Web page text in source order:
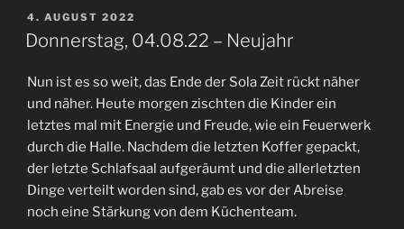
VERÖFFENTLICHT
AM
4. AUGUST 2022
Donnerstag, 04.08.22 – Neujahr
Nun ist es so weit, das Ende der Sola Zeit rückt näher
und näher. Heute morgen zischten die Kinder ein
letztes mal mit Energie und Freude, wie ein Feuerwerk
durch die Halle. Nachdem die letzten Koffer gepackt,
der letzte Schlafsaal aufgeräumt und die allerletzten
Dinge verteilt worden sind, gab es vor der Abreise
noch eine Stärkung von dem Küchenteam.